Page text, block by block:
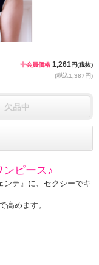
非会員価格 1,261円(税抜)
(税込1,387円)
欠品中
ピース♪
ンテ』に、セクシーでキ
高めます。